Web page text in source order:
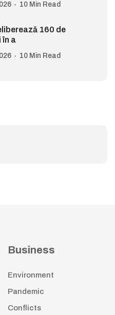
10 Min Read
160 de
în a
10 Min Read
Business
Environment
Pandemic
Conflicts